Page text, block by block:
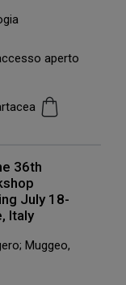
aperto
36th
July 18-
Italy
Muggeo,